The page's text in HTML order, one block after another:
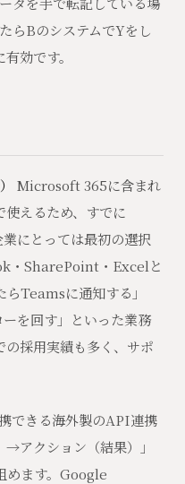
らBのシステムでYをし
効です。
Microsoft 365に含まれ
使えるため、すでに
にとっては最初の選択
・SharePoint・Excelと
Teamsに通知する」
を回す」といった業務
の採用実績も多く、サポ
できる海外製のAPI連携
アクション（結果）」
めます。Google